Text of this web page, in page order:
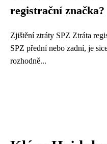
registrační značka?
Zjištění ztráty SPZ Ztráta
SPZ přední nebo zadní, je
rozhodně...